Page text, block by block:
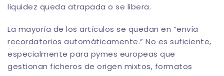
liquidez queda atrapada o se libera.
La mayoría de los artículos se quedan en “envía
recordatorios automáticamente.” No es suficiente,
especialmente para pymes europeas que
gestionan ficheros de origen mixtos, formatos